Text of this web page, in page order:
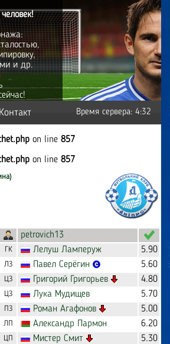
и др.
Контакт Время сервера: 4:32
on line 857
on line 857
petrovich13
ГК Лелуш Ламперуж 5.90
ЛЗ Павел Серёгин 5.60
ЦЗ Григорий Григорьев 4.80
ЦЗ Лука Мудищев 5.70
ПЗ Роман Агафонов 5.00
ЛП Александр Пармон 6.20
ЦП Мистер Смит 5.30